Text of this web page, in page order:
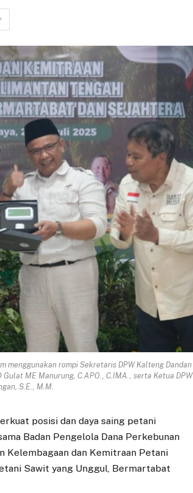
menggunakan rompi Sekretaris DPW Kalteng Dandan
ME Manurung, C.APO., C.IMA., serta Ketua DPW
S.E., M.M.
posisi dan daya saing petani
Badan Pengelola Dana Perkebunan
Kelembagaan dan Kemitraan Petani
Sawit yang Unggul, Bermartabat